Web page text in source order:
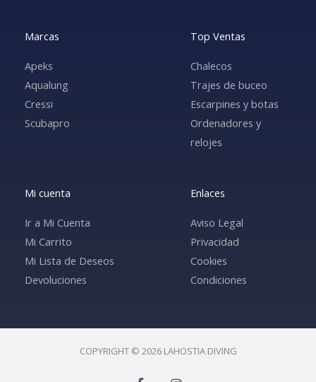
Marcas
Apeks
Aqualung
Cressi
Scubapro
Top Ventas
Chalecos
Trajes de buceo
Escarpines y botas
Ordenadores y
relojes
Mi cuenta
Ir a Mi Cuenta
Mi Carrito
Mi Lista de Deseos
Devoluciones
Enlaces
Aviso Legal
Privacidad
Cookies
Condiciones
COPYRIGHT © 2026 LAHOSTIA DIVING